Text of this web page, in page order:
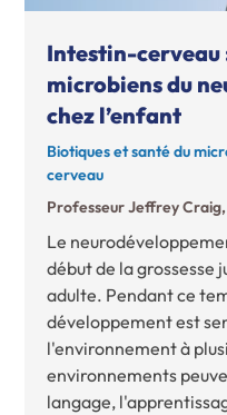
Intestin-
microbiens du
chez l’enfant
Biotiques et santé du
cerveau
Professeur Jeffrey
Le
début de la grossesse
adulte. Pendant ce
développement est
l'environnement à
environnements
langage,